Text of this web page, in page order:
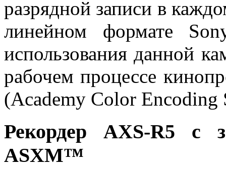
разрядной записи в
линейном формате
использования данной
рабочем процессе
(Academy Color Encoding
Рекордер AXS-R5 с
ASXM™